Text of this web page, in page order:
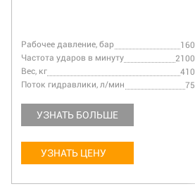
Рабочее давление, бар
160
Частота ударов в минуту
2100
Вес, кг
410
Поток гидравлики, л/мин
75
УЗНАТЬ БОЛЬШЕ
УЗНАТЬ ЦЕНУ